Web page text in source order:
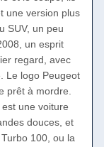
une version plus
SUV, un peu
un esprit
regard, avec
Le logo Peugeot
prêt à mordre.
une voiture
douces, et
100, ou la